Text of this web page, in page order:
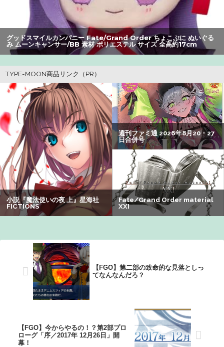
グリフィス（）「女の子は基本的に彼氏が３人必要」←500
万バズwww
【画像】瀬戸環奈（セトカン）さん、ティファのコスプレ
【悲報】Mrs. GREEN APPLE、マジで逝くwwwwww
【懐古】ネット流行語2007年、ヤバすぎてワロッタァｗｗ
ｗｗ ：26/07/31のニュース
成人向けゲーム『ヤリステ メスブター』開発者絶望、銀行
がsteamからの入金を拒否→金が入ってなくても売上金額
分の納税義務あり
【速報】"見せブラ"女神、現る
【爆笑】最近のオスガキ、名前がダサすぎるｗｗｗｗ ：
26/08/05のニュース
グッドスマイルカンパニー Fate/Grand Order ちょこぷに ぬいぐる
み ムーンキャンサー/BB 素材 ポリエステル サイズ 全高約17cm
【FGO】第二部の致命的な見落としっ
てなんなんだろ？
【FGO】今からやるの！？第2部プロ
ローグ「序／2017年 12月26日」開
幕！